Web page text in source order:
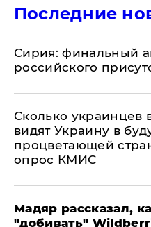
Последние
​Сирия: финальный
российского
Сколько украинцев
видят Украину в
процветающей
опрос КМИС
Мадяр рассказал,
"добивать"